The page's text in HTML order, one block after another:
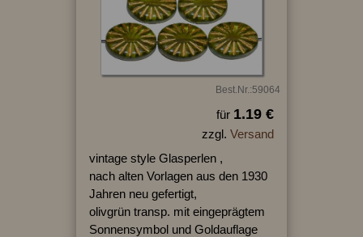
Best.Nr.:59064
für 1.19 €
zzgl. Versand
vintage style Glasperlen ,
nach alten Vorlagen aus den 1930
Jahren neu gefertigt,
olivgrün transp. mit eingeprägtem
Sonnensymbol und Goldauflage